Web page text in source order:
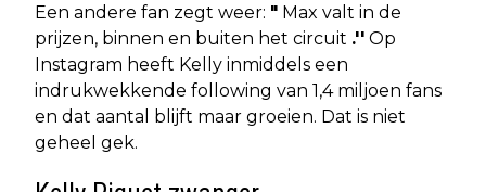
Een andere fan zegt weer: " Max valt in de
prijzen, binnen en buiten het circuit .'' Op
Instagram heeft Kelly inmiddels een
indrukwekkende following van 1,4 miljoen fans
en dat aantal blijft maar groeien. Dat is niet
geheel gek.